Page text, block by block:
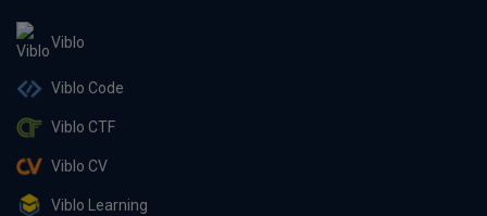
Viblo
Viblo Code
Viblo CTF
Viblo CV
Viblo Learning